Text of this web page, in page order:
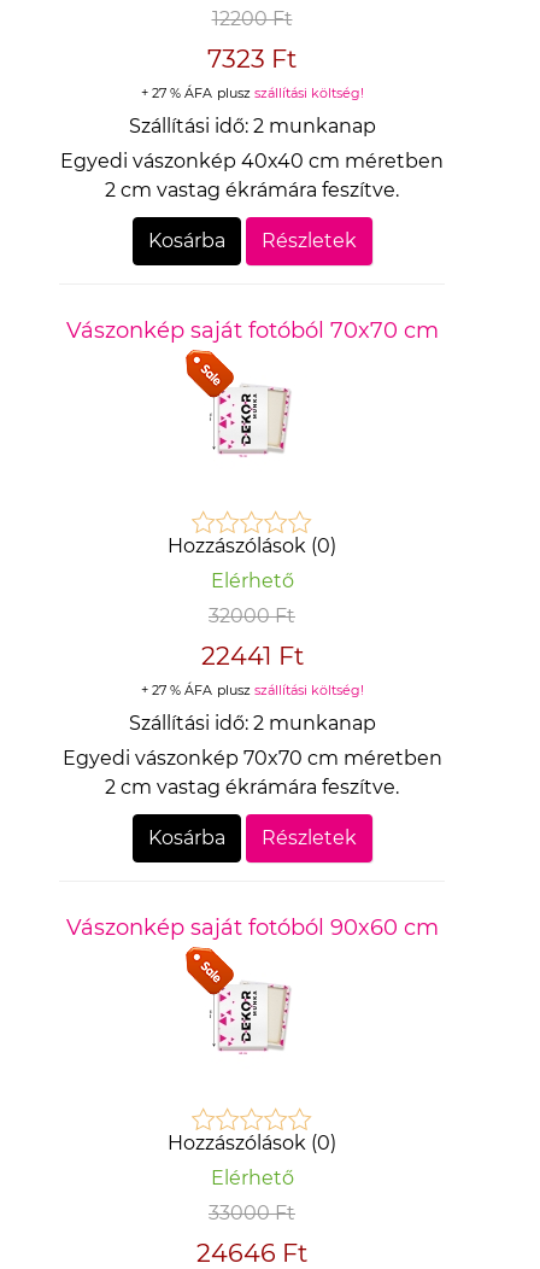
12200 Ft
7323 Ft
+ 27 % ÁFA plusz szállítási költség!
Szállítási idő: 2 munkanap
Egyedi vászonkép 40x40 cm méretben
2 cm vastag ékrámára feszítve.
Kosárba Részletek
Vászonkép saját fotóból 70x70 cm
Hozzászólások (0)
Elérhető
32000 Ft
22441 Ft
+ 27 % ÁFA plusz szállítási költség!
Szállítási idő: 2 munkanap
Egyedi vászonkép 70x70 cm méretben
2 cm vastag ékrámára feszítve.
Kosárba Részletek
Vászonkép saját fotóból 90x60 cm
Hozzászólások (0)
Elérhető
33000 Ft
24646 Ft